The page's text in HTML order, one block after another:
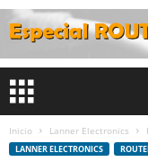
Inicio Lanner Electronics
LANNER ELECTRONICS